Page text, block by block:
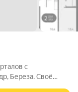
Береза. Своё